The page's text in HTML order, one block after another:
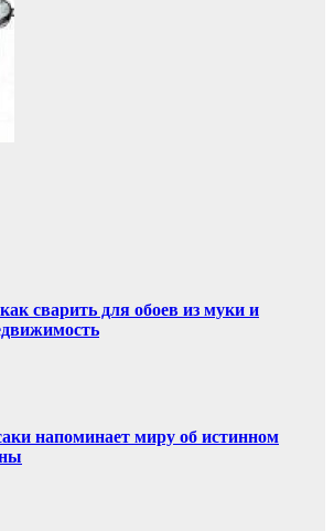
сварить для обоев из муки и
напоминает миру об истинном